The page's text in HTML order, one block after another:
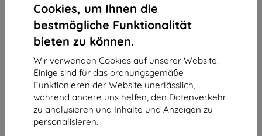
Cookies, um Ihnen die
bestmögliche Funktionalität
bieten zu können.
Wir verwenden Cookies auf unserer Website.
Einige sind für das ordnungsgemäße
Funktionieren der Website unerlässlich,
während andere uns helfen, den Datenverkehr
zu analysieren und Inhalte und Anzeigen zu
personalisieren.
3mk ARC+ Schutzfolie für Apple iPhone X/XS/11
Geeignet für: Apple iPhone X/XS Apple iPhone 11 Pro
11,90 €
10,71 €